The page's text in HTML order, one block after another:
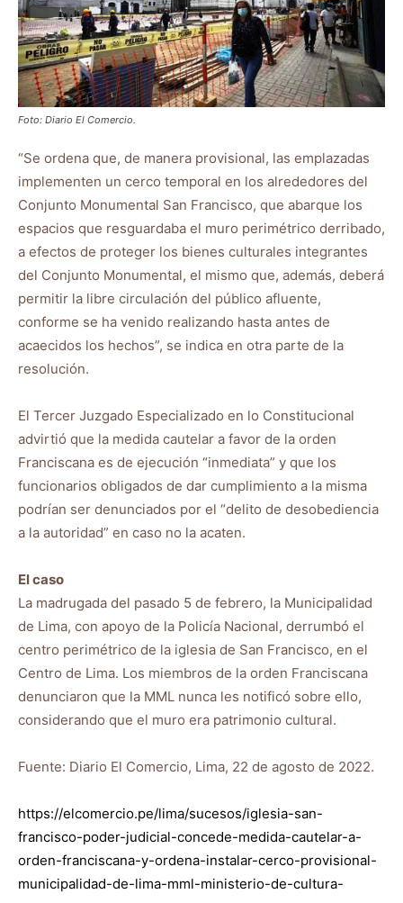
Foto: Diario El Comercio.
“Se ordena que, de manera provisional, las emplazadas
implementen un cerco temporal en los alrededores del
Conjunto Monumental San Francisco, que abarque los
espacios que resguardaba el muro perimétrico derribado,
a efectos de proteger los bienes culturales integrantes
del Conjunto Monumental, el mismo que, además, deberá
permitir la libre circulación del público afluente,
conforme se ha venido realizando hasta antes de
acaecidos los hechos”, se indica en otra parte de la
resolución.
El Tercer Juzgado Especializado en lo Constitucional
advirtió que la medida cautelar a favor de la orden
Franciscana es de ejecución “inmediata” y que los
funcionarios obligados de dar cumplimiento a la misma
podrían ser denunciados por el “delito de desobediencia
a la autoridad” en caso no la acaten.
El caso
La madrugada del pasado 5 de febrero, la Municipalidad
de Lima, con apoyo de la Policía Nacional, derrumbó el
centro perimétrico de la iglesia de San Francisco, en el
Centro de Lima. Los miembros de la orden Franciscana
denunciaron que la MML nunca les notificó sobre ello,
considerando que el muro era patrimonio cultural.
Fuente: Diario El Comercio, Lima, 22 de agosto de 2022.
https://elcomercio.pe/lima/sucesos/iglesia-san-
francisco-poder-judicial-concede-medida-cautelar-a-
orden-franciscana-y-ordena-instalar-cerco-provisional-
municipalidad-de-lima-mml-ministerio-de-cultura-